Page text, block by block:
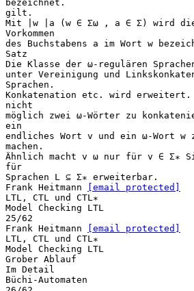
bezeichnet.
gilt.
Mit |w |a (w ∈ Σω , a ∈ Σ) wird
Vorkommen
des Buchstabens a im Wort w
Satz
Die Klasse der ω-regulären
unter Vereinigung und
Sprachen.
Konkatenation etc. wird
nicht
möglich zwei ω-Wörter zu
ein
endliches Wort v und ein ω-Wort w
machen.
Ähnlich macht v ω nur für v ∈ Σ∗
für
Sprachen L ⊆ Σ∗ erweiterbar.
Frank Heitmann
[email protected]
LTL, CTL und CTL∗
Model Checking LTL
25/62
Frank Heitmann
[email protected]
LTL, CTL und CTL∗
Model Checking LTL
Grober Ablauf
Im Detail
Büchi-Automaten